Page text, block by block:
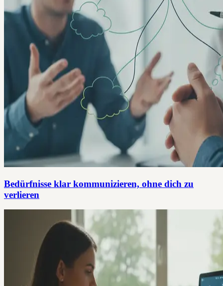
Bedürfnisse klar kommunizieren, ohne dich zu
verlieren